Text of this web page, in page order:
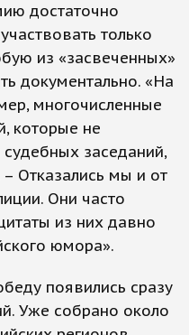
достаточно
только
из «засвеченных»
документально. «На
многочисленные
которые не
заседаний,
Отказались мы и от
Они часто
из них давно
юмора».
появились сразу
Уже собрано около